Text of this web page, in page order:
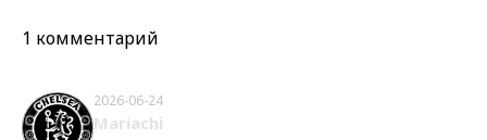
1 комментарий
2026-06-24
Mariachi